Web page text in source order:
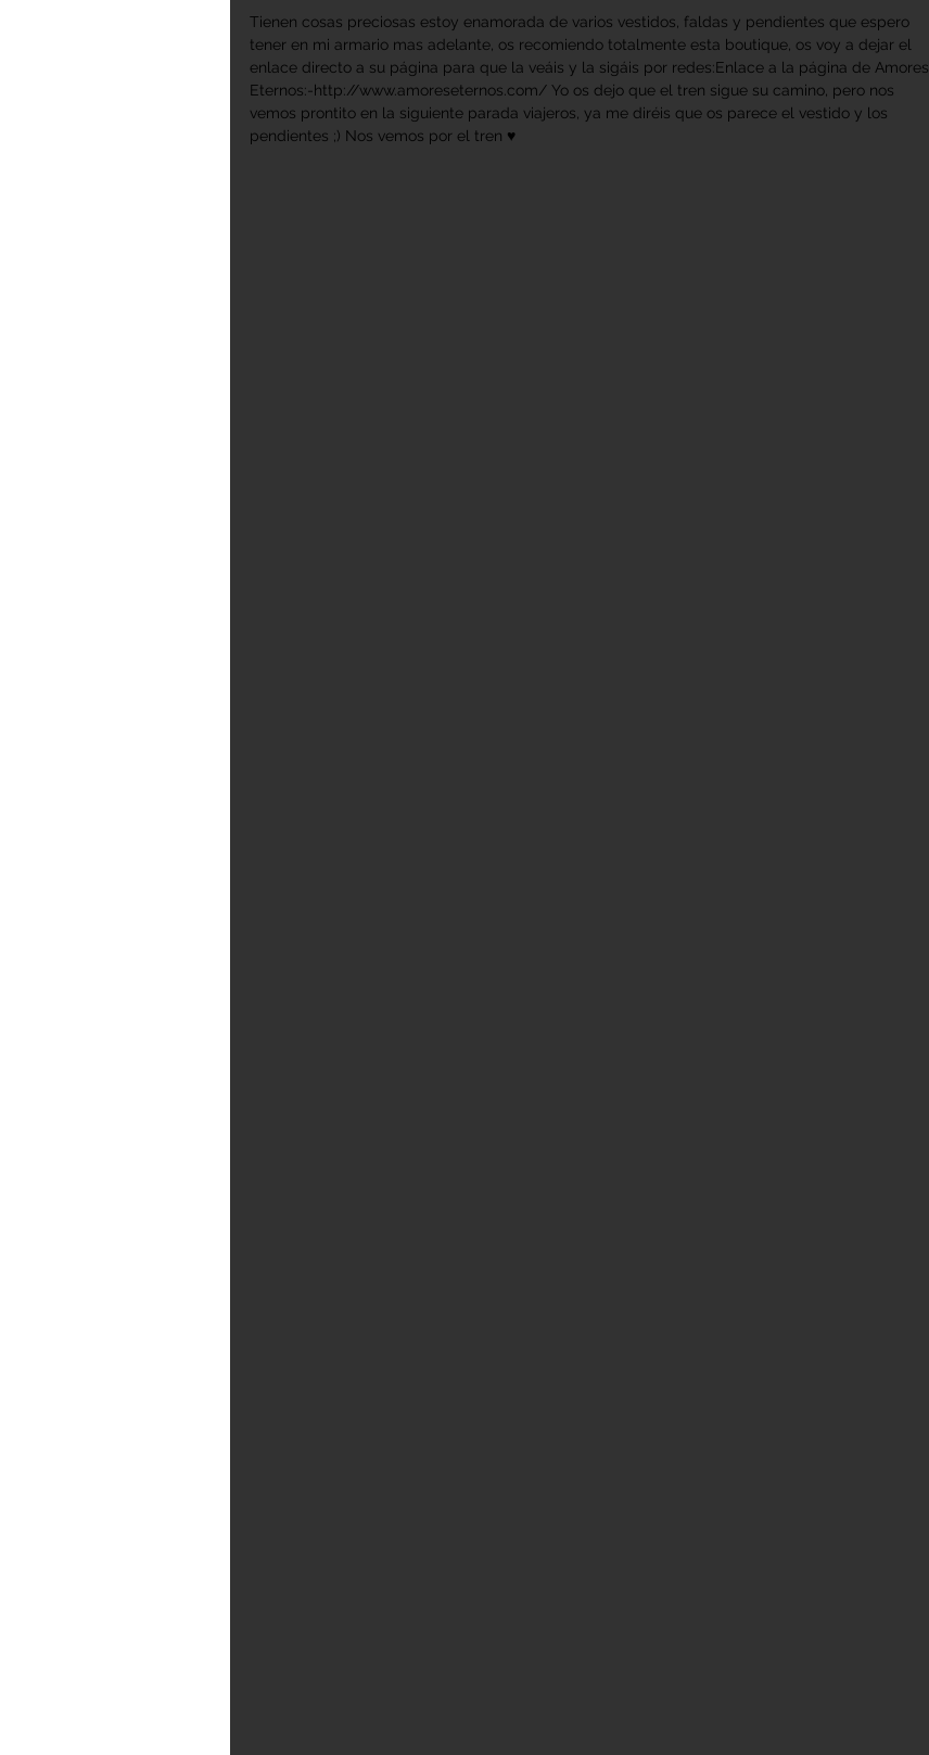
Tienen cosas preciosas estoy enamorada de varios vestidos, faldas y pendientes que espero
tener en mi armario mas adelante, os recomiendo totalmente esta boutique, os voy a dejar el
enlace directo a su página para que la veáis y la sigáis por redes:Enlace a la página de Amores
Eternos:-http://www.amoreseternos.com/ Yo os dejo que el tren sigue su camino, pero nos
vemos prontito en la siguiente parada viajeros, ya me diréis que os parece el vestido y los
pendientes ;) Nos vemos por el tren ♥